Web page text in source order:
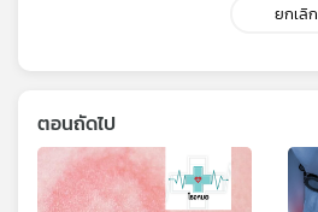
ยกเลิก
ตอนถัดไป